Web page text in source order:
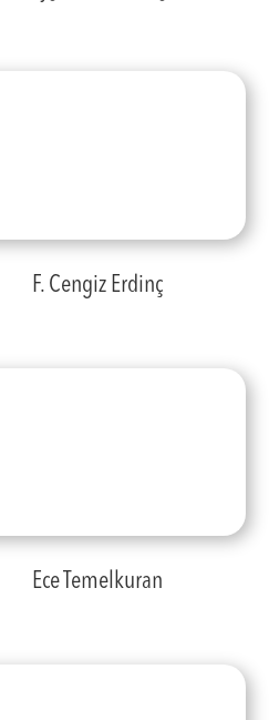
F. Cengiz Erdinç
Ece Temelkuran